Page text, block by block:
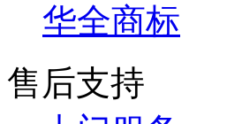
华全商标
售后支持